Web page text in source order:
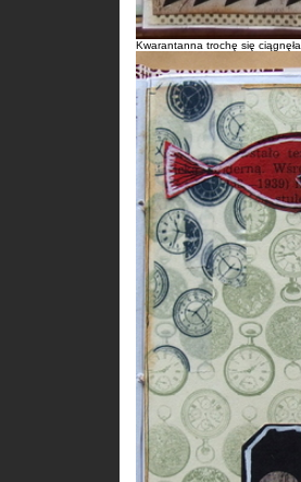
Kwarantanna trochę się ciągnęła